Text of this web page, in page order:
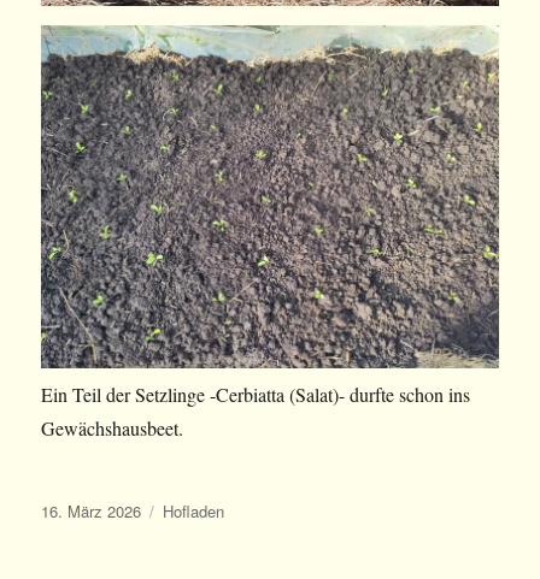
Ein Teil der Setzlinge -Cerbiatta (Salat)- durfte schon ins
Gewächshausbeet.
Veröffentlicht
16. März 2026 Kategorien
Hofladen